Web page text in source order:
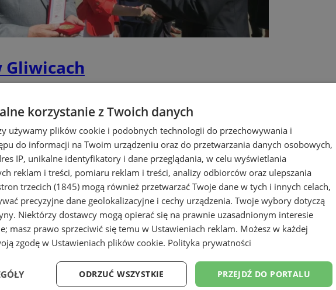
Gliwicach
korzystanie z Twoich danych
używamy plików cookie i podobnych technologii do przechowywania i
do informacji na Twoim urządzeniu oraz do przetwarzania danych osobowych,
IP, unikalne identyfikatory i dane przeglądania, w celu wyświetlania
reklam i treści, pomiaru reklam i treści, analizy odbiorców oraz ulepszania
trzecich (1845) mogą również przetwarzać Twoje dane w tych i innych celach,
precyzyjne dane geolokalizacyjne i cechy urządzenia. Twoje wybory dotyczą
Niektórzy dostawcy mogą opierać się na prawnie uzasadnionym interesie
masz prawo sprzeciwić się temu w Ustawieniach reklam. Możesz w każdej
zgodę w Ustawieniach plików cookie. Polityka prywatności
PRZEJDŹ DO PORTALU
ODRZUĆ WSZYSTKIE